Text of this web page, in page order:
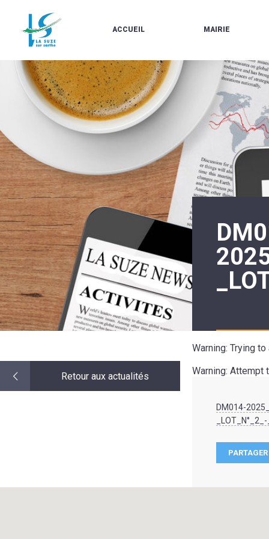
ACCUEIL
LE
MARCHÉ
À
PROPOS
DE
LA
SUZE
BULLETINS
LA
SUZE
AU
DÉBUT
SIÈCLE
MAIRIE
LES
ÉLUS
HORAIRES
URBANISME/PLU
LIGNE
CARTES
D'IDENTITÉ-
PASSEPORTS
RÉUNIONS
CONSEIL
MUNICIPAL
DÉCISIONS
MAIRE
LE
MOT
LA
/
Retour aux actualités
Warning: Trying
Warning: Attempt
DM014-